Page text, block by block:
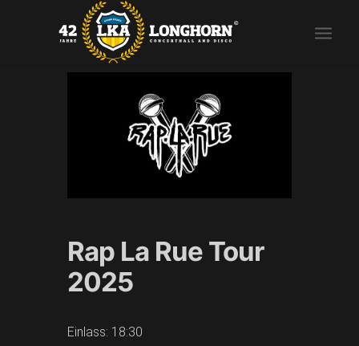
Rap La Rue Tour
2025
Einlass: 18:30